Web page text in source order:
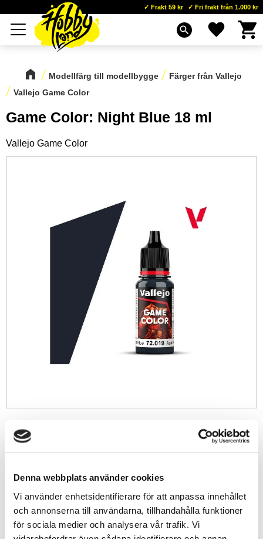
Denna webbplats använder cookies
Vi använder enhetsidentifierare för att anpassa innehållet
och annonserna till användarna, tillhandahålla funktioner
för sociala medier och analysera vår trafik. Vi
Meny
Frakt 59 kr Fri frakt från 1.000 kr
search Favoriter
Modellfärg till modellbygge
Färger från Vallejo
Vallejo Game Color
Game Color: Night Blue 18 ml
Vallejo Game Color
39sek
Lägg till i favoriter
Lagerstatus